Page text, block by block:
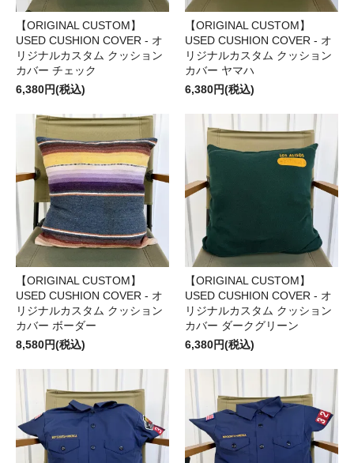
【ORIGINAL CUSTOM】
USED CUSHION COVER - オ
リジナルカスタム クッション
カバー チェック
6,380円(税込)
【ORIGINAL CUSTOM】
USED CUSHION COVER - オ
リジナルカスタム クッション
カバー ヤマハ
6,380円(税込)
【ORIGINAL CUSTOM】
USED CUSHION COVER - オ
リジナルカスタム クッション
カバー ボーダー
8,580円(税込)
【ORIGINAL CUSTOM】
USED CUSHION COVER - オ
リジナルカスタム クッション
カバー ダークグリーン
6,380円(税込)